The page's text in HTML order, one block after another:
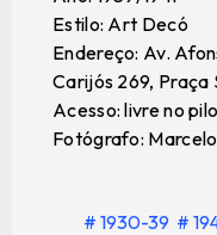
Estilo: Art Decó
Endereço: Av.
Carijós 269, Praça
Acesso: livre no
Fotógrafo:
# 1930-39 #